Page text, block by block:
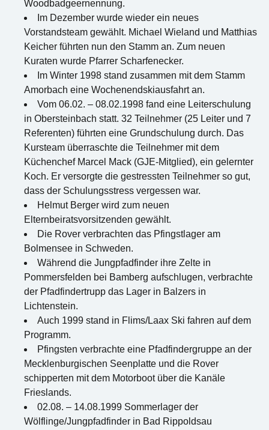
Woodbadgeernennung.
Im Dezember wurde wieder ein neues
Vorstandsteam gewählt. Michael Wieland und Matthias
Keicher führten nun den Stamm an. Zum neuen
Kuraten wurde Pfarrer Scharfenecker.
Im Winter 1998 stand zusammen mit dem Stamm
Amorbach eine Wochenendskiausfahrt an.
Vom 06.02. – 08.02.1998 fand eine Leiterschulung
in Obersteinbach statt. 32 Teilnehmer (25 Leiter und 7
Referenten) führten eine Grundschulung durch. Das
Kursteam überraschte die Teilnehmer mit dem
Küchenchef Marcel Mack (GJE-Mitglied), ein gelernter
Koch. Er versorgte die gestressten Teilnehmer so gut,
dass der Schulungsstress vergessen war.
Helmut Berger wird zum neuen
Elternbeiratsvorsitzenden gewählt.
Die Rover verbrachten das Pfingstlager am
Bolmensee in Schweden.
Während die Jungpfadfinder ihre Zelte in
Pommersfelden bei Bamberg aufschlugen, verbrachte
der Pfadfindertrupp das Lager in Balzers in
Lichtenstein.
Auch 1999 stand in Flims/Laax Ski fahren auf dem
Programm.
Pfingsten verbrachte eine Pfadfindergruppe an der
Mecklenburgischen Seenplatte und die Rover
schipperten mit dem Motorboot über die Kanäle
Frieslands.
02.08. – 14.08.1999 Sommerlager der
Wölflinge/Jungpfadfinder in Bad Rippoldsau